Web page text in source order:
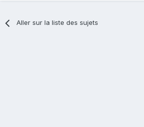
Aller sur la liste des sujets